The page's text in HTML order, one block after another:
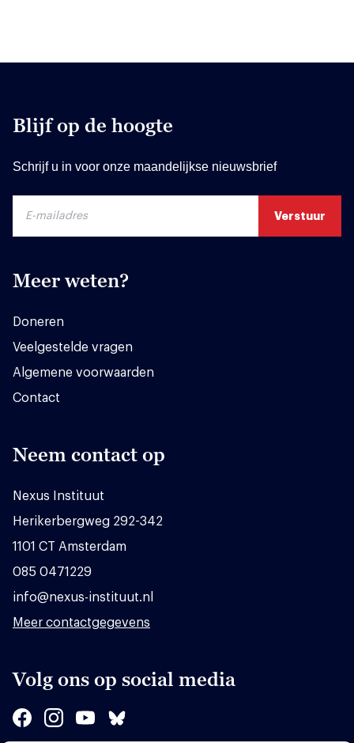
Blijf op de hoogte
Schrijf u in voor onze maandelijkse nieuwsbrief
Meer weten?
Doneren
Veelgestelde vragen
Algemene voorwaarden
Contact
Neem contact op
Nexus Instituut
Herikerbergweg 292-342
1101 CT Amsterdam
085 0471229
info@nexus-instituut.nl
Meer contactgegevens
Volg ons op social media